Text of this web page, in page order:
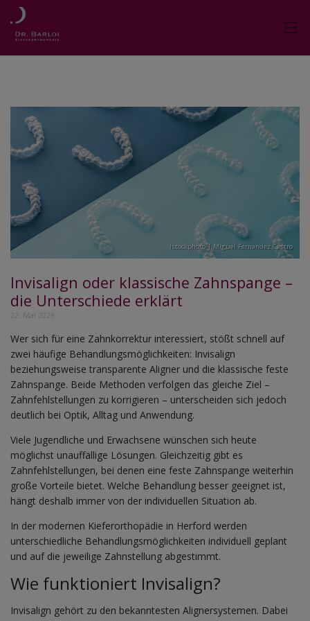
istockphoto | Miguel Fernandez Castro
Invisalign oder klassische Zahnspange –
die Unterschiede erklärt
22. Mai 2026
Wer sich für eine Zahnkorrektur interessiert, stößt schnell auf
zwei häufige Behandlungsmöglichkeiten: Invisalign
beziehungsweise transparente Aligner und die klassische feste
Zahnspange. Beide Methoden verfolgen das gleiche Ziel –
Zahnfehlstellungen zu korrigieren – unterscheiden sich jedoch
deutlich bei Optik, Alltag und Anwendung.
Viele Jugendliche und Erwachsene wünschen sich heute
möglichst unauffällige Lösungen. Gleichzeitig gibt es
Zahnfehlstellungen, bei denen eine feste Zahnspange weiterhin
große Vorteile bietet. Welche Behandlung besser geeignet ist,
hängt deshalb immer von der individuellen Situation ab.
In der modernen Kieferorthopädie in Herford werden
unterschiedliche Behandlungsmöglichkeiten individuell geplant
und auf die jeweilige Zahnstellung abgestimmt.
Wie funktioniert Invisalign?
Invisalign gehört zu den bekanntesten Alignersystemen. Dabei